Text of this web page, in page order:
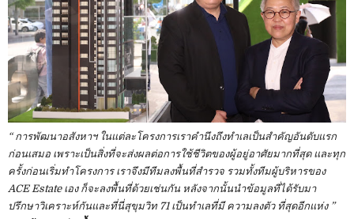
“ การพัฒนาอสังหาฯ ในแต่ละโครงการเราคำนึงถึงทำเลเป็นสำคัญอันดับแรก
ก่อนเสมอ เพราะเป็นสิ่งที่จะส่งผลต่อการใช้ชีวิตของผู้อยู่อาศัยมากที่สุด และทุก
ครั้งก่อนเริ่มทำโครงการ เราจึงมีทีมลงพื้นที่สำรวจ รวมทั้งทีมผู้บริหารของ
ACE Estate เอง ก็จะลงพื้นที่ด้วยเช่นกัน หลังจากนั้นนำข้อมูลที่ได้รับมา
ปรึกษาวิเคราะห์กันและที่นี่สุขุมวิท 71 เป็นทำเลที่มี ความลงตัว ที่สุดอีกแห่ง ”